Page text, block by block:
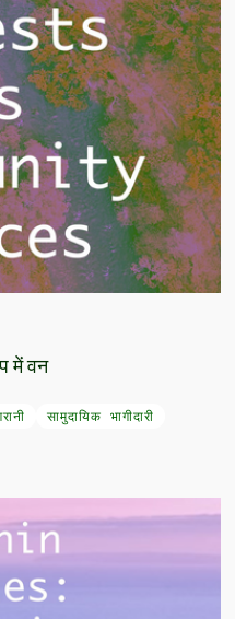
में वन
सामुदायिक भागीदारी